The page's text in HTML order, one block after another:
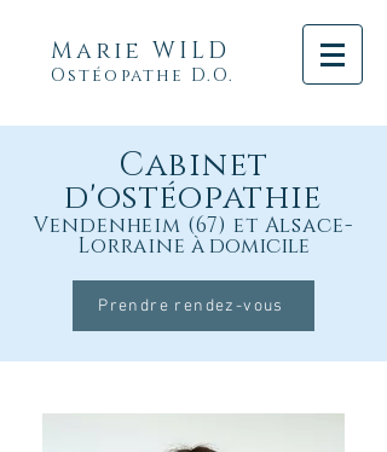
Marie WILD
Ostéopathe D.O.
Cabinet
d'ostéopathie
Vendenheim (67) et Alsace-
Lorraine à domicile
Prendre rendez-vous